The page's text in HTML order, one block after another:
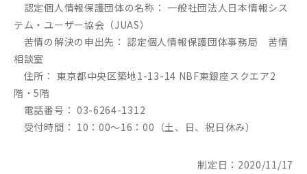
認定個人情報保護団体の名称： 一般社団法人日本情報シス
テム・ユーザー協会（JUAS）
苦情の解決の申出先： 認定個人情報保護団体事務局 苦情
相談室
住所： 東京都中央区築地1-13-14 NBF東銀座スクエア2
階・5階
電話番号： 03-6264-1312
受付時間： 10：00～16：00（土、日、祝日休み）
制定日：2020/11/17